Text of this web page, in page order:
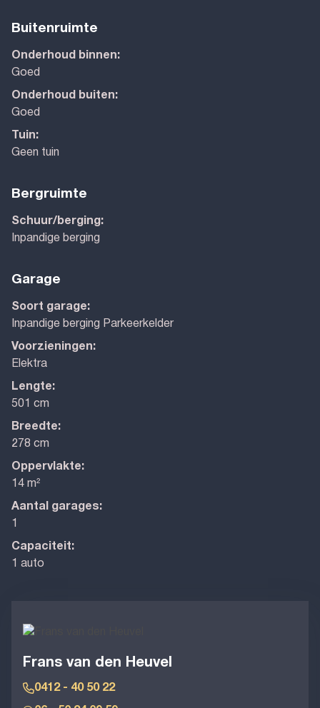
Buitenruimte
Onderhoud binnen:
Goed
Onderhoud buiten:
Goed
Tuin:
Geen tuin
Bergruimte
Schuur/berging:
Inpandige berging
Garage
Soort garage:
Inpandige berging Parkeerkelder
Voorzieningen:
Elektra
Lengte:
501 cm
Breedte:
278 cm
Oppervlakte:
14 m²
Aantal garages:
1
Capaciteit:
1 auto
Frans van den Heuvel
0412 - 40 50 22